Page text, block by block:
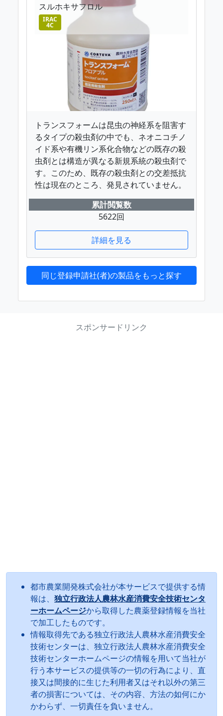
スルホキサフロル
IRAC
4C
トランスフォームは昆虫の神経系を阻害す
るタイプの殺虫剤の中でも、ネオニコチノ
イド系や有機リン系化合物などの既存の殺
虫剤とは構造が異なる新規系統の殺虫剤で
す。このため、既存の殺虫剤との交差抵抗
性は現在のところ、発見されていません。
累計閲覧数
5622回
詳細を見る
同じ登録申請社(者)の製品をもっと探す
スポンサードリンク
都市農業開発株式会社が本サービスで提供する情
報は、 独立行政法人農林水産消費安全技術センタ
ーホームページから取得した農薬登録情報を当社
で加工したものです。
情報取得先である独立行政法人農林水産消費安全
技術センターは、独立行政法人農林水産消費安全
技術センターホームページの情報を用いて当社が
行う本サービスの提供等の一切の行為により、直
接又は間接的に生じた利用者又はそれ以外の第三
者の損害については、その内容、方法の如何にか
かわらず、一切責任を負いません。